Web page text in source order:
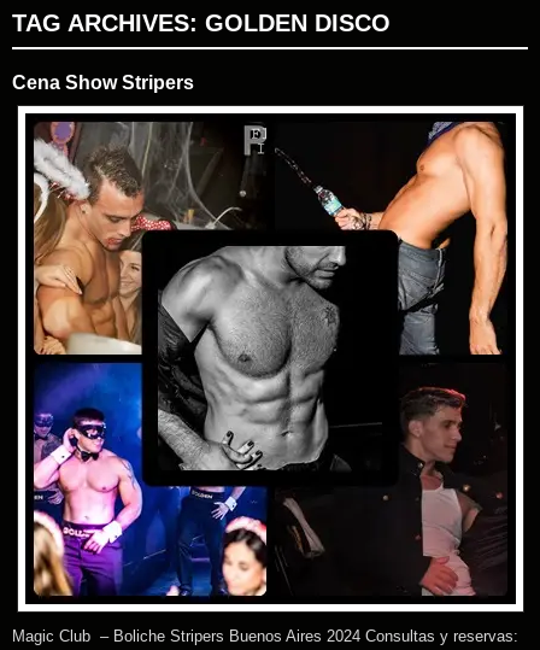
TAG ARCHIVES: GOLDEN DISCO
Cena Show Stripers
Magic Club – Boliche Stripers Buenos Aires 2024 Consultas y reservas: